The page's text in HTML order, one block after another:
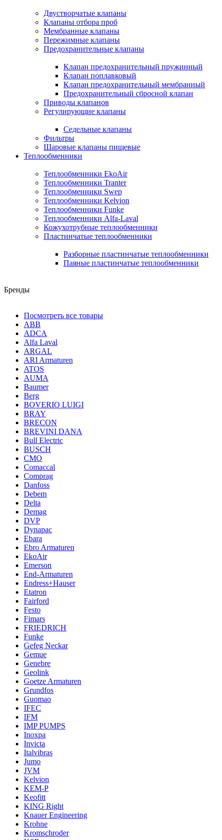
Двустворчатые клапаны
Клапаны отбора проб
Мембранные клапаны
Пережимные клапаны
Предохранительные клапаны
Клапан предохранительный пружинный
Клапан поплавковый
Клапан предохранительный мембранный
Предохранительный сбросной клапан
Приводы клапанов
Регулирующие клапаны
Седельные клапаны
Фильтры
Шаровые клапаны пищевые
Теплообменники
Теплообменники EkoAir
Теплообменники Tranter
Теплообменники Swep
Теплообменники Kelvion
Теплообменники Funke
Теплообменники Alfa-Laval
Кожухотрубные теплообменники
Пластинчатые теплообменники
Разборные пластинчатые теплообменники
Паяные пластинчатые теплообменники
Бренды
Посмотреть все товары
ABB
ADCA
Alfa Laval
ARGAL
ARI Armaturen
ATOS
AUMA
Baumer
Berg
BOVERIO LUIGI
BRAY
BRECON
BREVINI DANA
Bull Electric
BUSCH
CMO
Comaccal
Comprag
Danfoss
Debem
Delta
Demag
DVP
Dynapac
Ebara
Ebro Armaturen
EkoAir
Emerson
End-Armaturen
Endress+Hauser
Etatron
Fairford
Festo
Fimars
FRIEDRICH
Funke
Gefeg Neckar
Gemue
Genebre
Geolink
Goetze Armaturen
Grundfos
Guomao
IFEC
IFM
IMP PUMPS
Inoxpa
Invicta
Italvibras
Jumo
JVM
Kelvion
KEM-P
Keofitt
KING Right
Knauer Engineering
Krohne
Kromschroder